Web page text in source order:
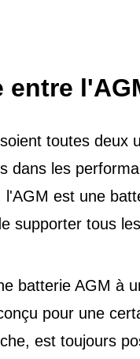
toutes deux
dans les
est une
supporter tous
batterie AGM à
pour une
est toujours